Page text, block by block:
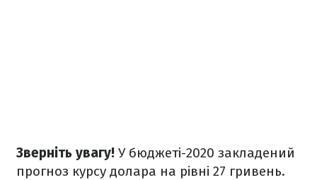
Зверніть увагу! У бюджеті-2020 закладений
прогноз курсу долара на рівні 27 гривень.